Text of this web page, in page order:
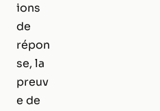
ions
de
répon
se, la
preuv
e de